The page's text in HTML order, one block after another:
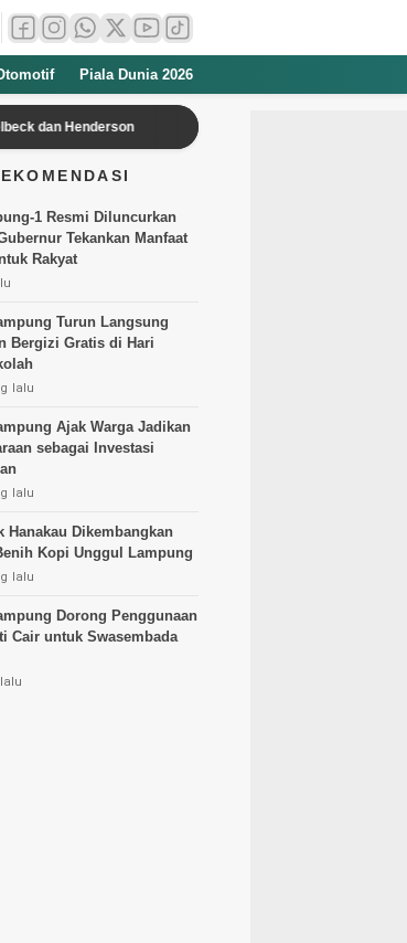
Piala Dunia 2026
Henderson Mantan Manajer Sarwendah Ungkap
1 Resmi Diluncurkan
Tekankan Manfaat
Rakyat
Turun Langsung
Bergizi Gratis di Hari
lalu
Ajak Warga Jadikan
sebagai Investasi
lalu
Hanakau Dikembangkan
Kopi Unggul Lampung
lalu
Dorong Penggunaan
Cair untuk Swasembada